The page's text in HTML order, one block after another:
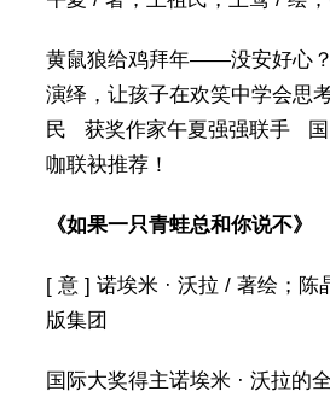
黄鼠狼给鸡拜年——没安好心
演绎，让孩子在欢笑中学会思
民 获奖作家午夏强强联手 国
咖联袂推荐！
《如果一只青蛙总和你说不》
[ 意 ] 诺埃米 · 沃拉 / 著绘；陈
版集团
国际大奖得主诺埃米 · 沃拉的